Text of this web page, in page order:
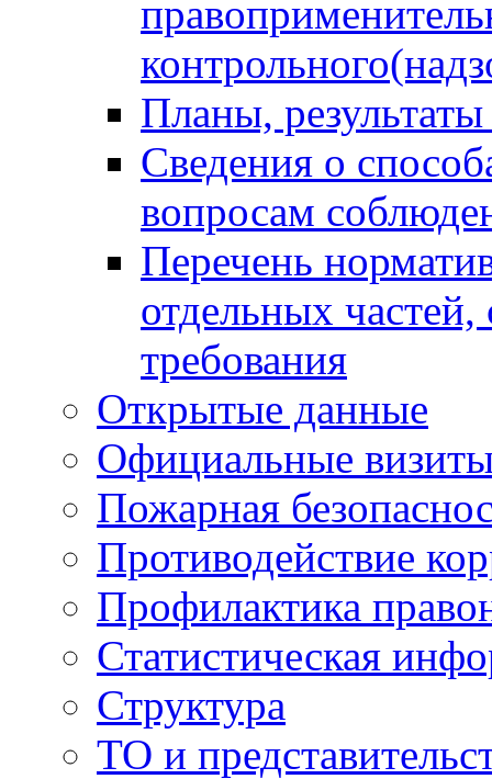
Планы,
Сведения о
вопросам
Перечень
отдельных
требования
Открытые данные
Официальные
Пожарная
Противодействие
Профилактика
Статистическая
Структура
ТО и